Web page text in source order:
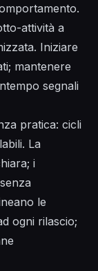
.
attività a
Iniziare
mantenere
segnali
pratica: cicli
La
i
le
ogni rilascio;